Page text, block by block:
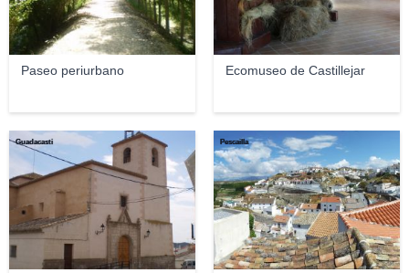
Paseo periurbano Ecomuseo de Castillejar
Guadacasti Pescailla